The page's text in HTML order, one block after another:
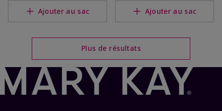
Ajouter au sac Ajouter au sac
Plus de résultats